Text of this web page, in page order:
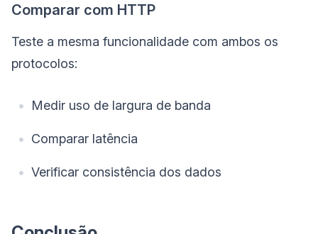
Comparar com HTTP
Teste a mesma funcionalidade com ambos os
protocolos:
Medir uso de largura de banda
Comparar latência
Verificar consistência dos dados